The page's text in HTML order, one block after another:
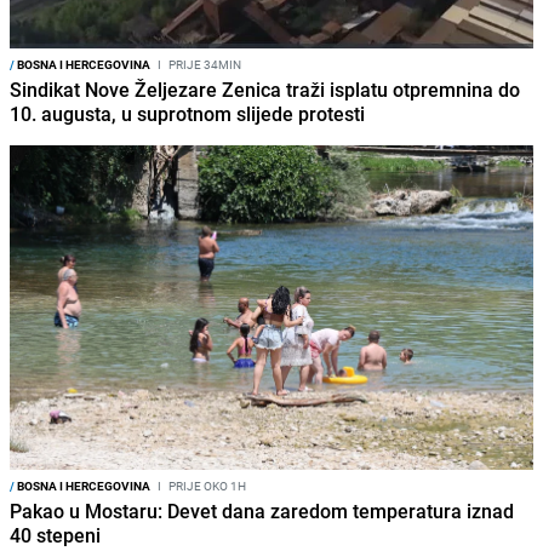
/BOSNA I HERCEGOVINA I PRIJE 34MIN
Sindikat Nove Željezare Zenica traži isplatu otpremnina do
10. augusta, u suprotnom slijede protesti
/BOSNA I HERCEGOVINA I PRIJE OKO 1H
Pakao u Mostaru: Devet dana zaredom temperatura iznad
40 stepeni